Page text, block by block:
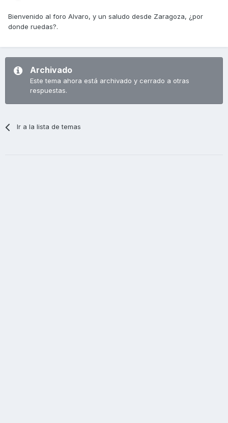
Bienvenido al foro Alvaro, y un saludo desde Zaragoza, ¿por
donde ruedas?.
Archivado
Este tema ahora está archivado y cerrado a otras
respuestas.
Ir a la lista de temas